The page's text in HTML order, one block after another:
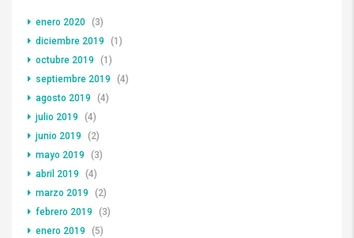
enero 2020 (3)
diciembre 2019
(1)
octubre 2019
(1)
septiembre 2019
(4)
agosto 2019
(4)
julio 2019
(4)
junio 2019
(2)
mayo 2019
(3)
abril 2019
(4)
marzo 2019
(2)
febrero 2019
(3)
enero 2019
(5)